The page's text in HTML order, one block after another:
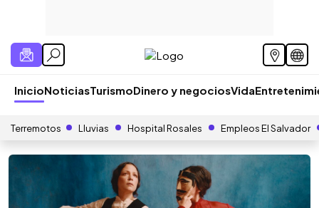
InicioNoticiasTurismoDinero y negociosVida
Terremotos Lluvias Hospital Rosales Empleos El Salvador